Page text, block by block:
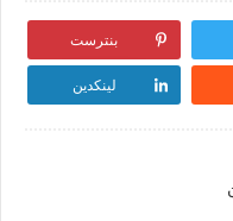
بنترست
لينكدين